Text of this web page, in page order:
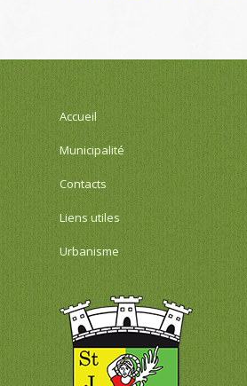
Accueil
Municipalité
Contacts
Liens utiles
Urbanisme